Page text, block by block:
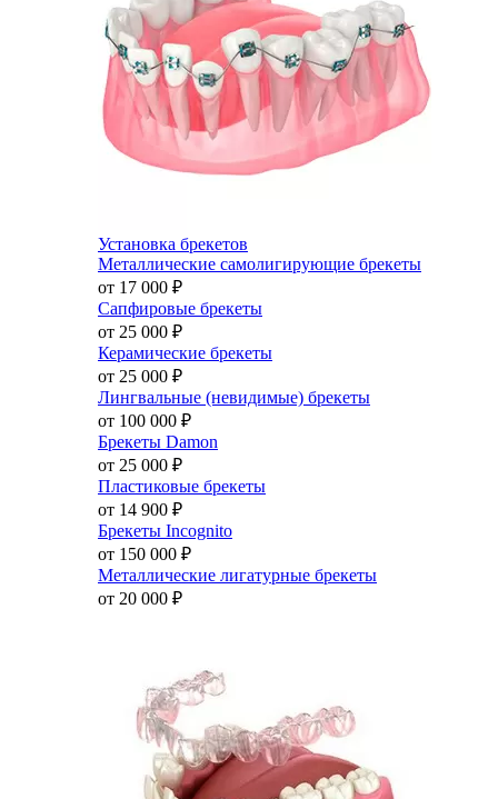
Установка брекетов
Металлические самолигирующие брекеты
от 17 000 ₽
Сапфировые брекеты
от 25 000 ₽
Керамические брекеты
от 25 000 ₽
Лингвальные (невидимые) брекеты
от 100 000 ₽
Брекеты Damon
от 25 000 ₽
Пластиковые брекеты
от 14 900 ₽
Брекеты Incognito
от 150 000 ₽
Металлические лигатурные брекеты
от 20 000 ₽